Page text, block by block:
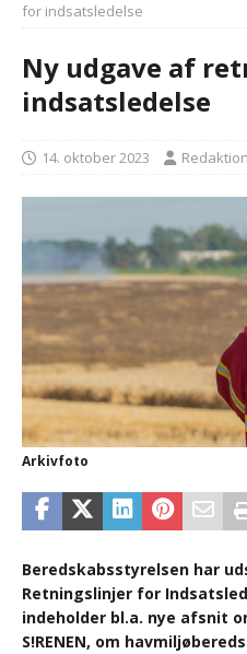
for indsatsledelse
Ny udgave af
indsatsledelse
14. oktober 2023
Arkivfoto
Beredskabsstyrelsen har
Retningslinjer for
indeholder bl.a. nye afsnit
S!RENEN, om